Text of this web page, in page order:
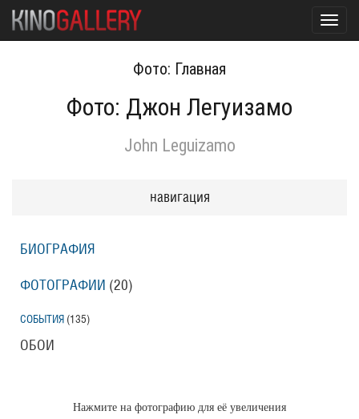
Фото: Главная
Фото: Джон Легуизамо
John Leguizamo
Нажмите на фотографию для её увеличения
навигация
БИОГРАФИЯ
ФОТОГРАФИИ (20)
СОБЫТИЯ (135)
ОБОИ